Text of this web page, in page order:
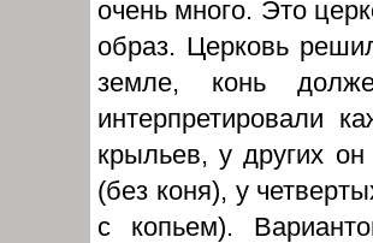
очень много. Это
образ. Церковь
земле, конь
интерпретировали
крыльев, у других
(без коня), у
с копьем).